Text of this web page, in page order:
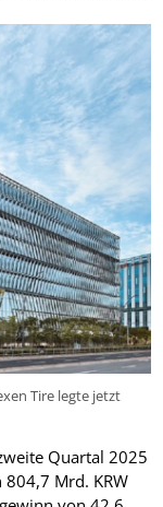
Tire legte jetzt
Quartal 2025
Mrd. KRW